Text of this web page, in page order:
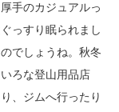
手のカジュアルっ
っすり眠られまし
でしょうね。秋冬
ろな登山用品店
、ジムへ行ったり